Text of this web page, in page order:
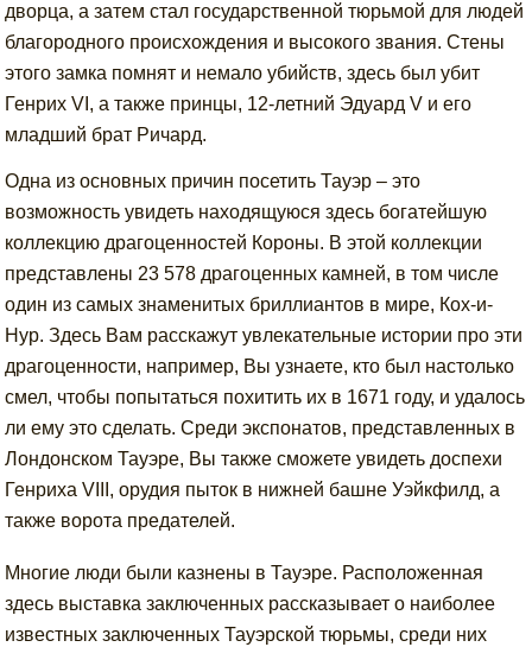
дворца, а затем стал государственной тюрьмой для людей
благородного происхождения и высокого звания. Стены
этого замка помнят и немало убийств, здесь был убит
Генрих VI, а также принцы, 12-летний Эдуард V и его
младший брат Ричард.
Одна из основных причин посетить Тауэр – это
возможность увидеть находящуюся здесь богатейшую
коллекцию драгоценностей Короны. В этой коллекции
представлены 23 578 драгоценных камней, в том числе
один из самых знаменитых бриллиантов в мире, Кох-и-
Нур. Здесь Вам расскажут увлекательные истории про эти
драгоценности, например, Вы узнаете, кто был настолько
смел, чтобы попытаться похитить их в 1671 году, и удалось
ли ему это сделать. Среди экспонатов, представленных в
Лондонском Тауэре, Вы также сможете увидеть доспехи
Генриха VIII, орудия пыток в нижней башне Уэйкфилд, а
также ворота предателей.
Многие люди были казнены в Тауэре. Расположенная
здесь выставка заключенных рассказывает о наиболее
известных заключенных Тауэрской тюрьмы, среди них